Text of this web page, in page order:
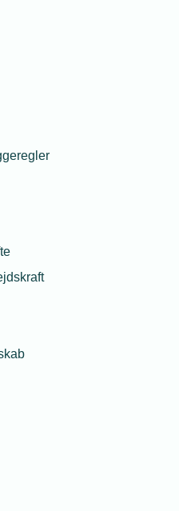
i SIF Gruppen